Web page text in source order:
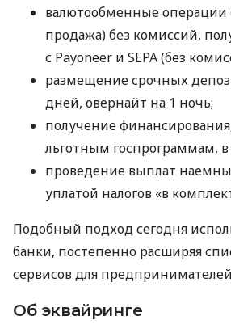
валютообменные операции
продажа) без комиссий,
с Payoneer и SEPA (без
размещение срочных
дней, овернайт на 1 ночь;
получение
льготным госпрограммам,
проведение выплат
уплатой налогов «в
Подобный подход сегодня
банки, постепенно расширяя
сервисов для
Об эквайринге